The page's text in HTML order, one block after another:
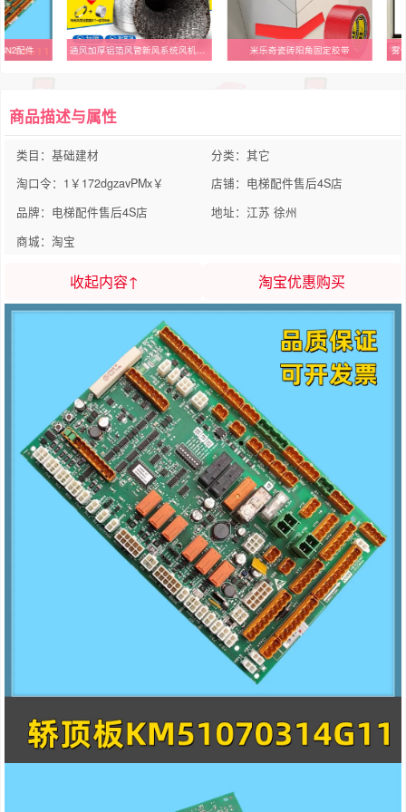
配件 通风加厚铝箔风管新风系统风机排风12寸大油烟机300MM排烟管1米 米乐奇瓷砖阳角固定胶带 雾
商品描述与属性
类目：基础建材
分类：其它
淘口令：1￥172dgzavPMx￥
店铺：电梯配件售后4S店
品牌：电梯配件售后4S店
地址：江苏 徐州
商城：淘宝
收起内容↑ 淘宝优惠购买